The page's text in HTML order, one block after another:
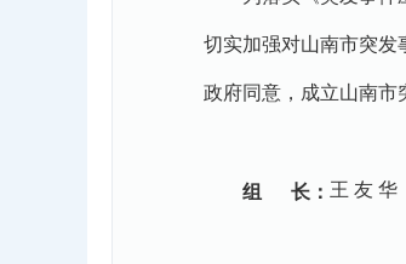
切实加强对山南市突发
政府同意，成立山南市
组 长： 王 友